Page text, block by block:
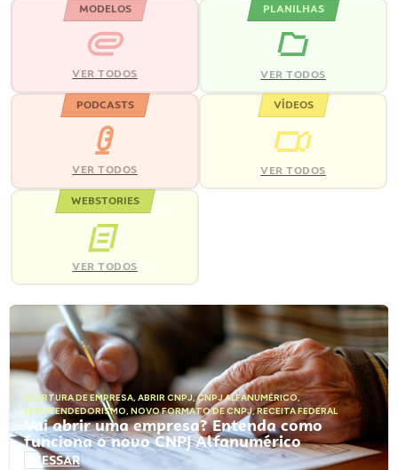
MODELOS
VER TODOS
PLANILHAS
VER TODOS
PODCASTS
VER TODOS
VÍDEOS
VER TODOS
WEBSTORIES
VER TODOS
ABERTURA DE EMPRESA, ABRIR CNPJ,CNPJ ALFANUMÉRICO,
EMPREENDEDORISMO, NOVO FORMATO DE CNPJ,RECEITA FEDERAL
Vai abrir uma empresa? Entenda como
funciona o novo CNPJ Alfanumérico
ACESSAR